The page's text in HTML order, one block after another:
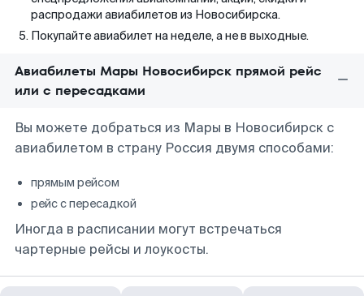
распродажи авиабилетов из Новосибирска.
Покупайте авиабилет на неделе, а не в выходные.
Авиабилеты Мары Новосибирск прямой рейс
или с пересадками
Вы можете добраться из Мары в Новосибирск с
авиабилетом в страну Россия двумя способами:
прямым рейсом
рейс с пересадкой
Иногда в расписании могут встречаться
чартерные рейсы и лоукосты.